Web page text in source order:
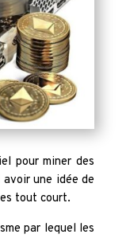
pour miner des
avoir une idée de
tout court.
par lequel les